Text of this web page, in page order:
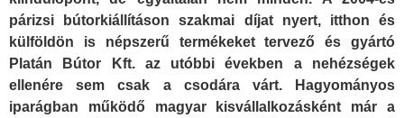
párizsi bútorkiállításon szakmai díjat nyert, itthon és
külföldön is népszerű termékeket tervező és gyártó
Platán Bútor Kft. az utóbbi években a nehézségek
ellenére sem csak a csodára várt. Hagyományos
iparágban működő magyar kisvállalkozásként már a